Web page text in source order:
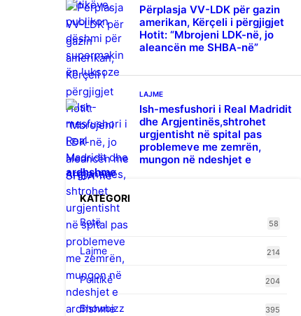
Përplasja VV-LDK për gazin
amerikan, Kërçeli i përgjigjet
Hotit: “Mbrojeni LDK-në, jo
aleancën me SHBA-në”
LAJME
Ish-mesfushori i Real Madridit
dhe Argjentinës,shtrohet
urgjentisht në spital pas
problemeve me zemrën,
mungon në ndeshjet e
ardhshme
KATEGORI
Botë
58
Lajme 214
Politikë 204
Showbizz 395